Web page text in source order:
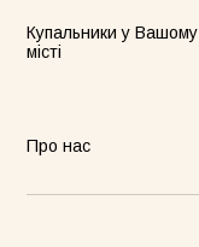
Купальники у Вашому
місті
Про нас